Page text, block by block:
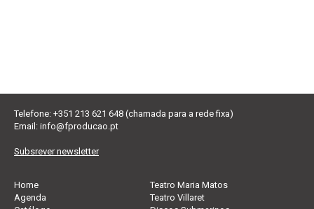
Telefone: +351 213 621 648 (chamada para a rede fixa)
Email: info@fproducao.pt
Subsrever newsletter
Home
Agenda
Teatro Maria Matos
Teatro Villaret